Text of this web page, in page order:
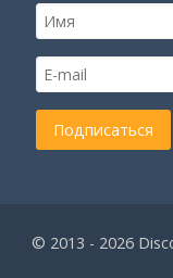
© 2013 - 2026